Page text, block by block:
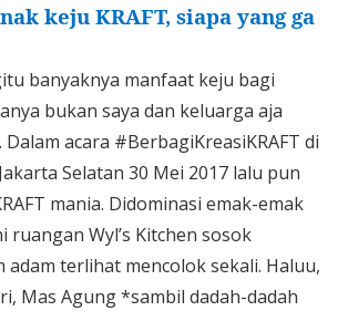
keju KRAFT, siapa yang ga
banyaknya manfaat keju bagi
bukan saya dan keluarga aja
acara #BerbagiKreasiKRAFT di
Selatan 30 Mei 2017 lalu pun
mania. Didominasi emak-emak
ruangan Wyl’s Kitchen sosok
adam terlihat mencolok sekali. Haluu,
Mas Agung *sambil dadah-dadah